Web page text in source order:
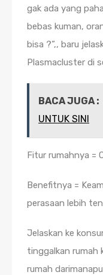
gak ada yang
bebas kuman,
bisa ?”,, baru
Plasmacluster di
BACA JUGA :
UNTUK SINI
Fitur rumahnya =
Benefitnya =
perasaan lebih
Jelaskan ke
tinggalkan rumah
rumah